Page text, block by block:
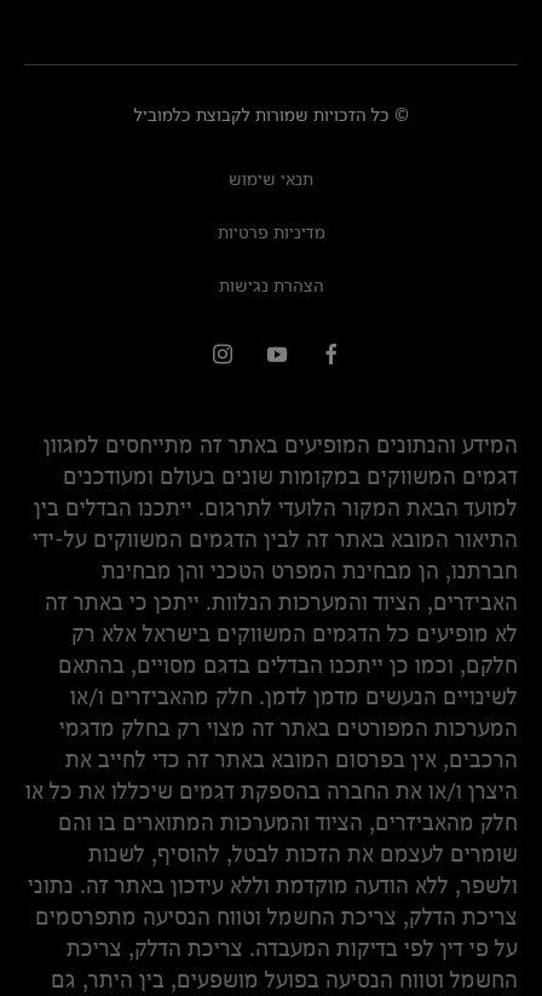
© כל הזכויות שמורות לקבוצת כלמוביל
תנאי שימוש
מדיניות פרטיות
הצהרת נגישות
המידע והנתונים המופיעים באתר זה מתייחסים למגוון
דגמים המשווקים במקומות שונים בעולם ומעודכנים
למועד הבאת המקור הלועדי לתרגום. ייתכנו הבדלים בין
התיאור המובא באתר זה לבין הדגמים המשווקים על-ידי
חברתנו, הן מבחינת המפרט הטכני והן מבחינת
האביזרים, הציוד והמערכות הנלוות. ייתכן כי באתר זה
לא מופיעים כל הדגמים המשווקים בישראל אלא רק
חלקם, וכמו כן ייתכנו הבדלים בדגם מסויים, בהתאם
לשינויים הנעשים מדמן לדמן. חלק מהאביזרים ו/או
המערכות המפורטים באתר זה מצוי רק בחלק מדגמי
הרכבים, אין בפרסום המובא באתר זה כדי לחייב את
היצרן ו/או את החברה בהספקת דגמים שיכללו את כל או
חלק מהאביזרים, הציוד והמערכות המתוארים בו והם
שומרים לעצמם את הזכות לבטל, להוסיף, לשנות
ולשפר, ללא הודעה מוקדמת וללא עידכון באתר זה. נתוני
צריכת הדלק, צריכת החשמל וטווח הנסיעה מתפרסמים
על פי דין לפי בדיקות המעבדה. צריכת הדלק, צריכת
החשמל וטווח הנסיעה בפועל מושפעים, בין היתר, גם